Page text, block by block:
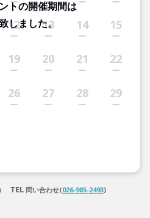
12 13 14 15
19 20 21 22
26 27 28 29
トの開催期間は
しました。
問い合わせ(026-985-2493)